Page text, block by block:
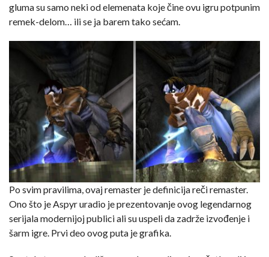
gluma su samo neki od elemenata koje čine ovu igru potpunim
remek-delom… ili se ja barem tako sećam.
Po svim pravilima, ovaj remaster je definicija reči remaster.
Ono što je Aspyr uradio je prezentovanje ovog legendarnog
serijala modernijoj publici ali su uspeli da zadrže izvođenje i
šarm igre. Prvi deo ovog puta je grafika.